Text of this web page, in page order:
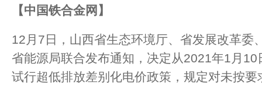
【中国铁合金网】
12月7日，山西省生态环境厅、省发展改革委
省能源局联合发布通知，决定从2021年1月
试行超低排放差别化电价政策，规定对未按